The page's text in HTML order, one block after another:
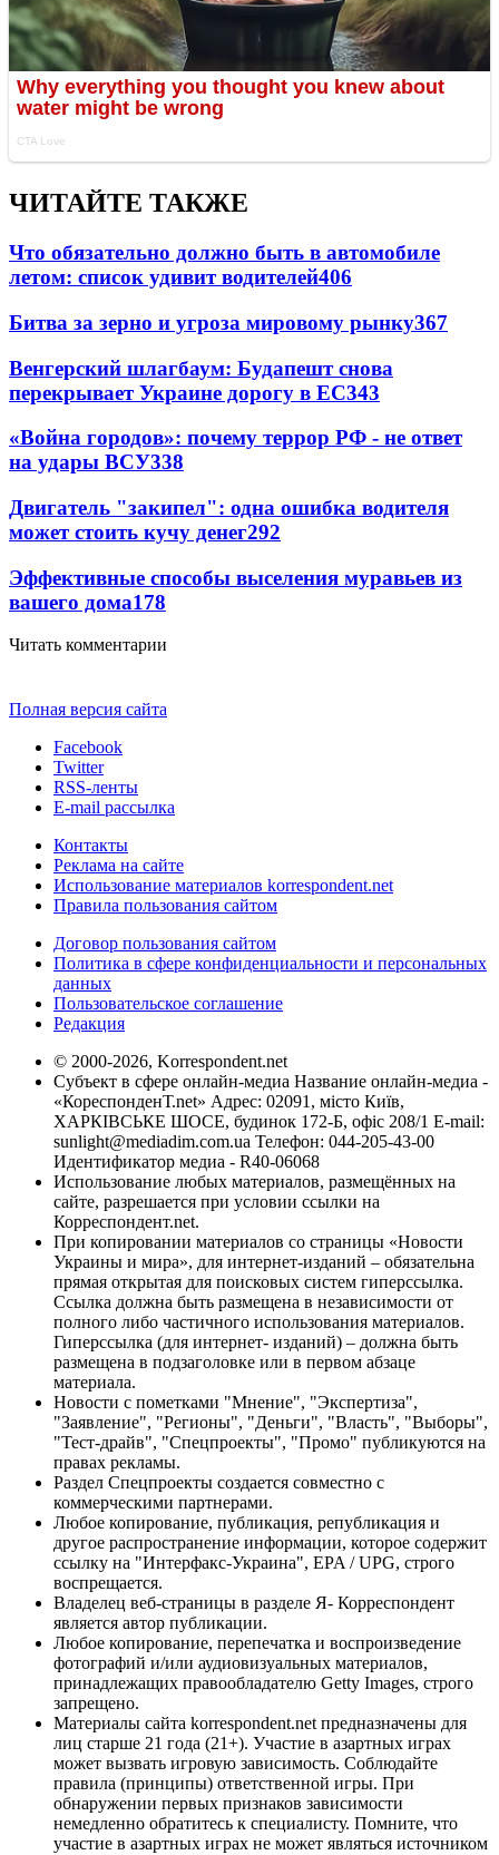
ЧИТАЙТЕ ТАКЖЕ
Что обязательно должно быть в автомобиле
летом: список удивит водителей406
Битва за зерно и угроза мировому рынку367
Венгерский шлагбаум: Будапешт снова
перекрывает Украине дорогу в ЕС343
«Война городов»: почему террор РФ - не ответ
на удары ВСУ338
Двигатель "закипел": одна ошибка водителя
может стоить кучу денег292
Эффективные способы выселения муравьев из
вашего дома178
Читать комментарии
Полная версия сайта
Facebook
Twitter
RSS-ленты
E-mail рассылка
Контакты
Реклама на сайте
Использование материалов korrespondent.net
Правила пользования сайтом
Договор пользования сайтом
Политика в сфере конфиденциальности и персональных
данных
Пользовательское соглашение
Редакция
© 2000-2026, Korrespondent.net
Субъект в сфере онлайн-медиа Название онлайн-медиа -
«КореспонденТ.net» Адрес: 02091, місто Київ,
ХАРКІВСЬКЕ ШОСЕ, будинок 172-Б, офіс 208/1 E-mail:
sunlight@mediadim.com.ua Телефон: 044-205-43-00
Идентификатор медиа - R40-06068
Использование любых материалов, размещённых на
сайте, разрешается при условии ссылки на
Корреспондент.net.
При копировании материалов со страницы «Новости
Украины и мира», для интернет-изданий – обязательна
прямая открытая для поисковых систем гиперссылка.
Ссылка должна быть размещена в независимости от
полного либо частичного использования материалов.
Гиперссылка (для интернет- изданий) – должна быть
размещена в подзаголовке или в первом абзаце
материала.
Новости с пометками "Мнение", "Экспертиза",
"Заявление", "Регионы", "Деньги", "Власть", "Выборы",
"Тест-драйв", "Спецпроекты", "Промо" публикуются на
правах рекламы.
Раздел Спецпроекты создается совместно с
коммерческими партнерами.
Любое копирование, публикация, републикация и
другое распространение информации, которое содержит
ссылку на "Интерфакс-Украина", EPA / UPG, строго
воспрещается.
Владелец веб-страницы в разделе Я- Корреспондент
является автор публикации.
Любое копирование, перепечатка и воспроизведение
фотографий и/или аудиовизуальных материалов,
принадлежащих правообладателю Getty Images, строго
запрещено.
Материалы сайта korrespondent.net предназначены для
лиц старше 21 года (21+). Участие в азартных играх
может вызвать игровую зависимость. Соблюдайте
правила (принципы) ответственной игры. При
обнаружении первых признаков зависимости
немедленно обратитесь к специалисту. Помните, что
участие в азартных играх не может являться источником